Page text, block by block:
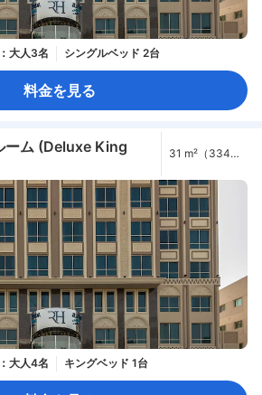
大人3名 シングルベッド 2台
料金を見る
ーム (Deluxe King
31 m²（334
大人4名 キングベッド 1台